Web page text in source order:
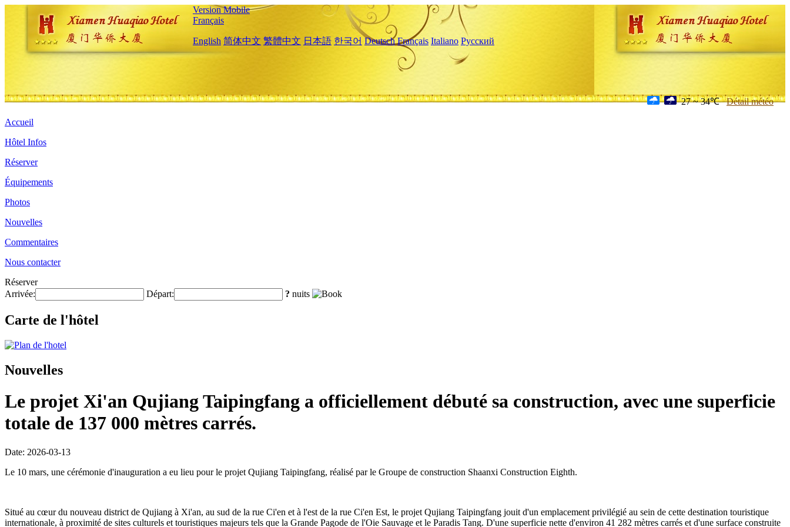
Version Mobile
Français
English 简体中文 繁體中文 日本語 한국어 Deutsch Français Italiano Русский
27 ~ 34℃ Détail météo
Accueil
Hôtel Infos
Réserver
Équipements
Photos
Nouvelles
Commentaires
Nous contacter
Réserver
Arrivée:
Départ: ? nuits
Carte de l'hôtel
Nouvelles
Le projet Xi'an Qujiang Taipingfang a officiellement débuté sa construction, avec une superficie
totale de 137 000 mètres carrés.
Date: 2026-03-13
Le 10 mars, une cérémonie d'inauguration a eu lieu pour le projet Qujiang Taipingfang, réalisé par le Groupe de construction Shaanxi Construction Eighth.
Situé au cœur du nouveau district de Qujiang à Xi'an, au sud de la rue Ci'en et à l'est de la rue Ci'en Est, le projet Qujiang Taipingfang jouit d'un emplacement privilégié au sein de cette destination touristique
internationale, à proximité de sites culturels et touristiques majeurs tels que la Grande Pagode de l'Oie Sauvage et le Paradis Tang. D'une superficie nette d'environ 41 282 mètres carrés et d'une surface construite